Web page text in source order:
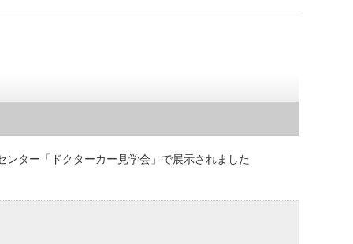
ター「ドクターカー見学会」で展示されました